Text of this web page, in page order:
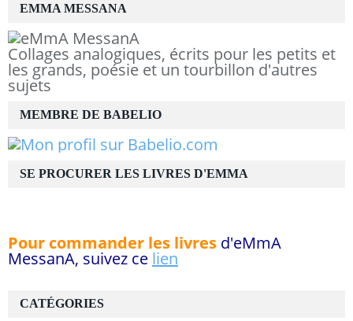
EMMA MESSANA
Collages analogiques, écrits pour les petits et
les grands, poésie et un tourbillon d'autres
sujets
CATÉGORIES
MEMBRE DE BABELIO
SE PROCURER LES LIVRES D'EMMA
Pour commander les livres d'eMmA
MessanA, suivez ce lien